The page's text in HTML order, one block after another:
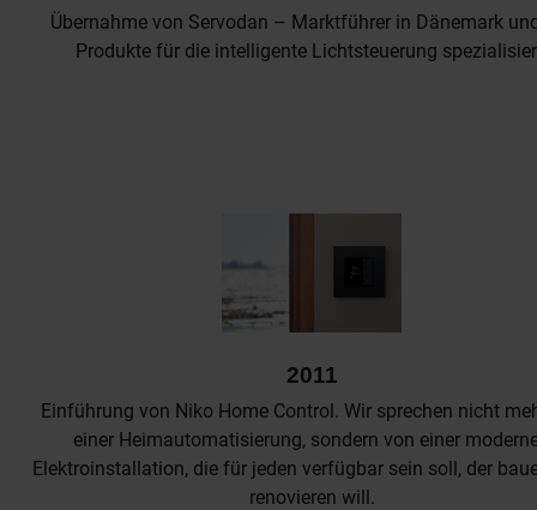
Übernahme von Servodan – Marktführer in Dänemark
Produkte für die intelligente Lichtsteuerung
2011
Einführung von Niko Home Control. Wir sprechen nicht
einer Heimautomatisierung, sondern von einer
Elektroinstallation, die für jeden verfügbar sein soll, der
renovieren will.